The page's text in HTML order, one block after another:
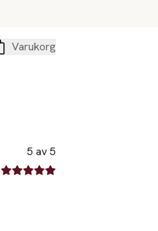
Varukorg
5 av 5
5 av fem stjärnor